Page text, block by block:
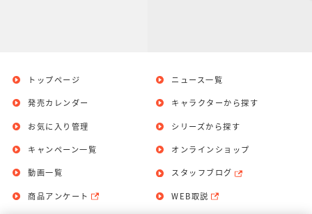
トップページ
発売カレンダー
お気に入り管理
ニュース一覧
キャラクターから探す
シリーズから探す
キャンペーン一覧
動画一覧
商品アンケート
オンラインショップ
スタッフブログ
WEB取説